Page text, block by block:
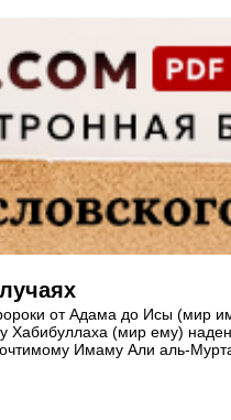
от Адама до Исы (мир
(мир ему)
Имаму Али аль-